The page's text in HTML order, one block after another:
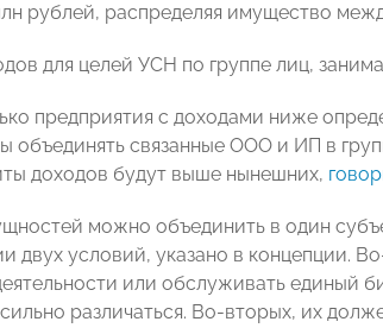
рублей, распределяя имущество
для целей УСН по группе лиц,
предприятия с доходами ниже
объединять связанные ООО и ИП в
доходов будут выше нынешних,
можно объединить в один
двух условий, указано в концепции.
или обслуживать единый
различаться. Во-вторых, их